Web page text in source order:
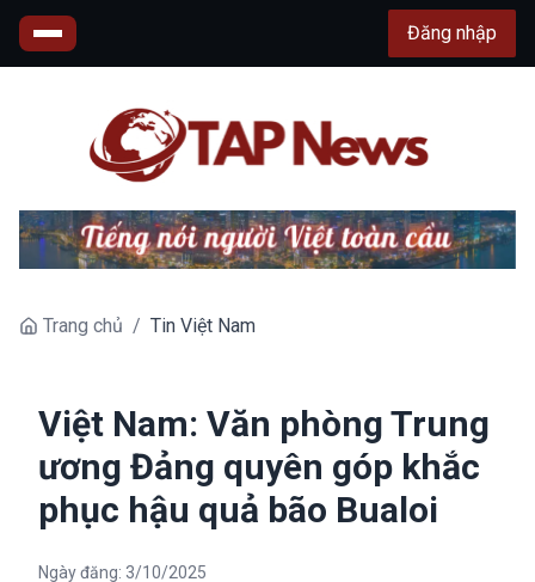
Đăng nhập
Trang chủ / Tin Việt Nam
Việt Nam: Văn phòng Trung
ương Đảng quyên góp khắc
phục hậu quả bão Bualoi
Ngày đăng: 3/10/2025